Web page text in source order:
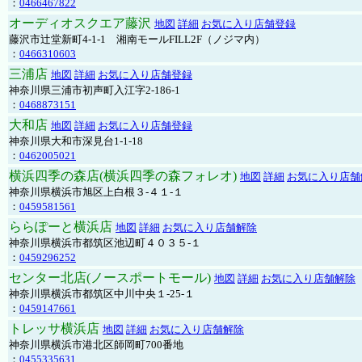
： 0466467822
オーディオスクエア藤沢 地図 詳細 お気に入り店舗登録
藤沢市辻堂新町4-1-1 湘南モールFILL2F（ノジマ内）
： 0466310603
三浦店 地図 詳細 お気に入り店舗登録
神奈川県三浦市初声町入江字2-186-1
： 0468873151
大和店 地図 詳細 お気に入り店舗登録
神奈川県大和市深見台1-1-18
： 0462005021
横浜四季の森店(横浜四季の森フォレオ) 地図 詳細 お気に入り店
神奈川県横浜市旭区上白根３-４１-１
： 0459581561
ららぽーと横浜店 地図 詳細 お気に入り店舗解除
神奈川県横浜市都筑区池辺町４０３５-１
： 0459296252
センター北店(ノースポートモール) 地図 詳細 お気に入り店舗解除
神奈川県横浜市都筑区中川中央１-25-１
： 0459147661
トレッサ横浜店 地図 詳細 お気に入り店舗解除
神奈川県横浜市港北区師岡町700番地
： 0455335631